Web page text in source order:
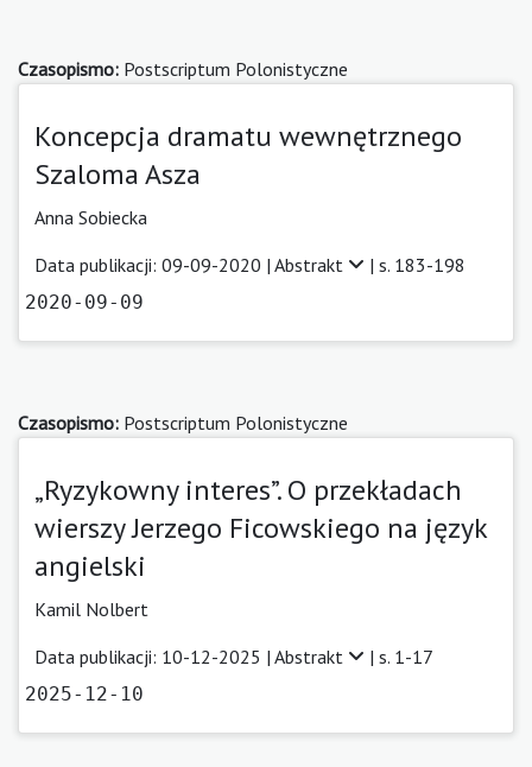
Czasopismo: Postscriptum Polonistyczne
Koncepcja dramatu wewnętrznego
Szaloma Asza
Anna Sobiecka
Data publikacji: 09-09-2020 | Abstrakt | s. 183-198
2020-09-09
Czasopismo: Postscriptum Polonistyczne
„Ryzykowny interes”. O przekładach
wierszy Jerzego Ficowskiego na język
angielski
Kamil Nolbert
Data publikacji: 10-12-2025 | Abstrakt | s. 1-17
2025-12-10